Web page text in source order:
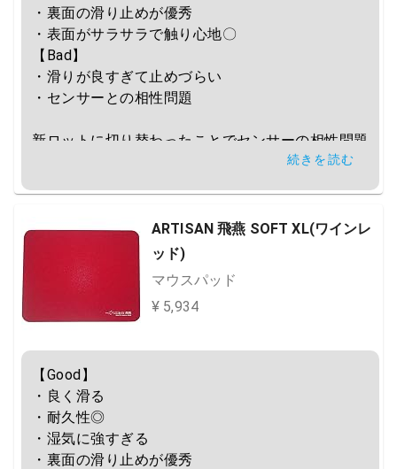
・裏面の滑り止めが優秀
・表面がサラサラで触り心地〇
【Bad】
・滑りが良すぎて止めづらい
・センサーとの相性問題
新ロットに切り替わったことでセンサーの相性問題
は改善されたものの、一部マウスだとまだカーソル
続きを読む
ARTISAN 飛燕 SOFT XL(ワインレ
ッド)
マウスパッド
¥ 5,934
【Good】
・良く滑る
・耐久性◎
・湿気に強すぎる
・裏面の滑り止めが優秀